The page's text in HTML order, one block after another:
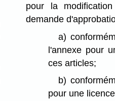
pour la
demande
a)
l'annexe pour
ces articles;
b)
pour une